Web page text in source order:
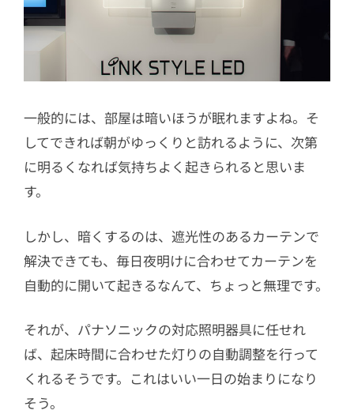
一般的には、部屋は暗いほうが眠れますよね。そ
してできれば朝がゆっくりと訪れるように、次第
に明るくなれば気持ちよく起きられると思いま
す。
しかし、暗くするのは、遮光性のあるカーテンで
解決できても、毎日夜明けに合わせてカーテンを
自動的に開いて起きるなんて、ちょっと無理です。
それが、パナソニックの対応照明器具に任せれ
ば、起床時間に合わせた灯りの自動調整を行って
くれるそうです。これはいい一日の始まりになり
そう。